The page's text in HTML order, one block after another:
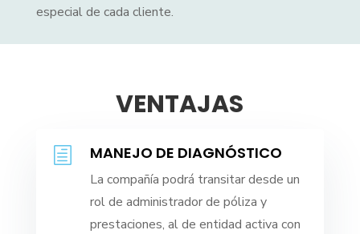
especial de cada cliente.
VENTAJAS
h MANEJO DE DIAGNÓSTICO
La compañía podrá transitar desde un
rol de administrador de póliza y
prestaciones, al de entidad activa con